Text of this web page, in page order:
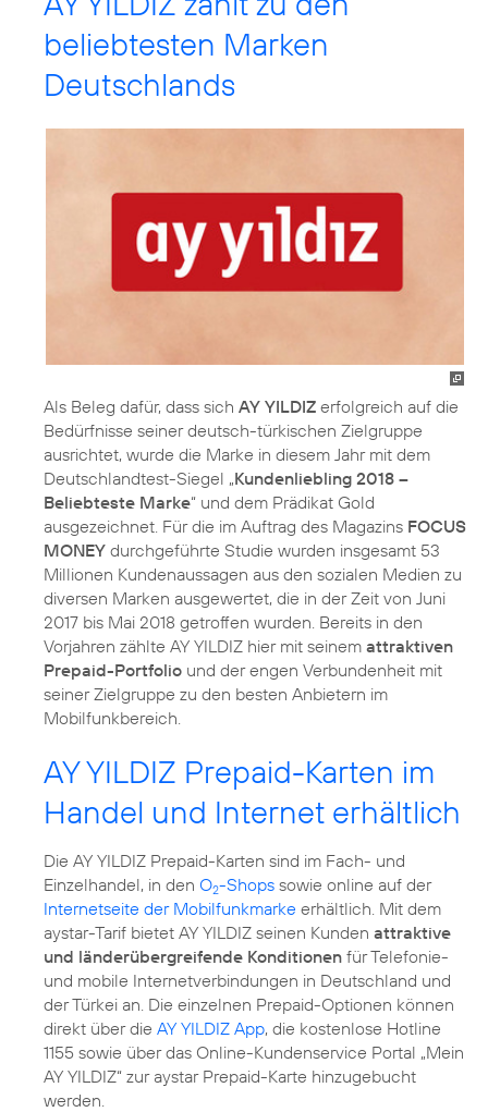
beliebtesten Marken
Deutschlands
Als Beleg dafür, dass sich AY YILDIZ erfolgreich auf die
Bedürfnisse seiner deutsch-türkischen Zielgruppe
ausrichtet, wurde die Marke in diesem Jahr mit dem
Deutschlandtest-Siegel „Kundenliebling 2018 –
Beliebteste Marke“ und dem Prädikat Gold
ausgezeichnet. Für die im Auftrag des Magazins FOCUS
MONEY durchgeführte Studie wurden insgesamt 53
Millionen Kundenaussagen aus den sozialen Medien zu
diversen Marken ausgewertet, die in der Zeit von Juni
2017 bis Mai 2018 getroffen wurden. Bereits in den
Vorjahren zählte AY YILDIZ hier mit seinem attraktiven
Prepaid-Portfolio und der engen Verbundenheit mit
seiner Zielgruppe zu den besten Anbietern im
Mobilfunkbereich.
AY YILDIZ Prepaid-Karten im
Handel und Internet erhältlich
Die AY YILDIZ Prepaid-Karten sind im Fach- und
Einzelhandel, in den O2-Shops sowie online auf der
Internetseite der Mobilfunkmarke erhältlich. Mit dem
aystar-Tarif bietet AY YILDIZ seinen Kunden attraktive
und länderübergreifende Konditionen für Telefonie-
und mobile Internetverbindungen in Deutschland und
der Türkei an. Die einzelnen Prepaid-Optionen können
direkt über die AY YILDIZ App, die kostenlose Hotline
1155 sowie über das Online-Kundenservice Portal „Mein
AY YILDIZ“ zur aystar Prepaid-Karte hinzugebucht
werden.